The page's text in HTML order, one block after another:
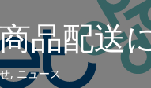
品配送
,ニュース